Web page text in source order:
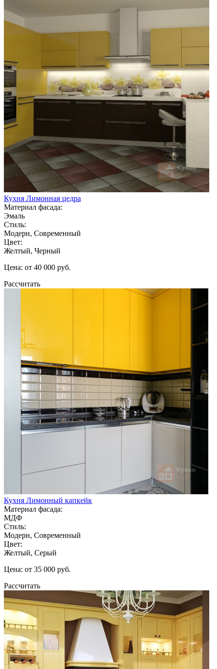
Кухня Лимонная цедра
Материал фасада:
Эмаль
Стиль:
Модерн, Современный
Цвет:
Желтый, Черный
Цена: от 40 000 руб.
Рассчитать
Кухня Лимонный капкейк
Материал фасада:
МДФ
Стиль:
Модерн, Современный
Цвет:
Желтый, Серый
Цена: от 35 000 руб.
Рассчитать